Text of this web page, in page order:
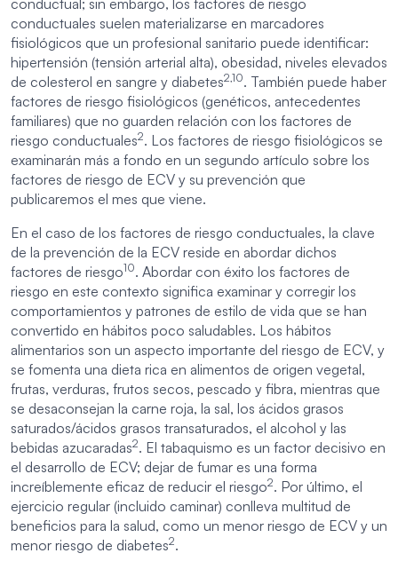
conductual; sin embargo, los factores de riesgo
conductuales suelen materializarse en marcadores
fisiológicos que un profesional sanitario puede identificar:
hipertensión (tensión arterial alta), obesidad, niveles elevados
de colesterol en sangre y diabetes2,10. También puede haber
factores de riesgo fisiológicos (genéticos, antecedentes
familiares) que no guarden relación con los factores de
riesgo conductuales2. Los factores de riesgo fisiológicos se
examinarán más a fondo en un segundo artículo sobre los
factores de riesgo de ECV y su prevención que
publicaremos el mes que viene.
En el caso de los factores de riesgo conductuales, la clave
de la prevención de la ECV reside en abordar dichos
factores de riesgo10. Abordar con éxito los factores de
riesgo en este contexto significa examinar y corregir los
comportamientos y patrones de estilo de vida que se han
convertido en hábitos poco saludables. Los hábitos
alimentarios son un aspecto importante del riesgo de ECV, y
se fomenta una dieta rica en alimentos de origen vegetal,
frutas, verduras, frutos secos, pescado y fibra, mientras que
se desaconsejan la carne roja, la sal, los ácidos grasos
saturados/ácidos grasos transaturados, el alcohol y las
bebidas azucaradas2. El tabaquismo es un factor decisivo en
el desarrollo de ECV; dejar de fumar es una forma
increíblemente eficaz de reducir el riesgo2. Por último, el
ejercicio regular (incluido caminar) conlleva multitud de
beneficios para la salud, como un menor riesgo de ECV y un
menor riesgo de diabetes2.